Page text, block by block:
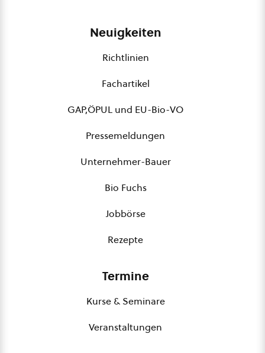
Neuigkeiten
Richtlinien
Fachartikel
GAP,ÖPUL und EU-Bio-VO
Pressemeldungen
Unternehmer-Bauer
Bio Fuchs
Jobbörse
Rezepte
Termine
Kurse & Seminare
Veranstaltungen